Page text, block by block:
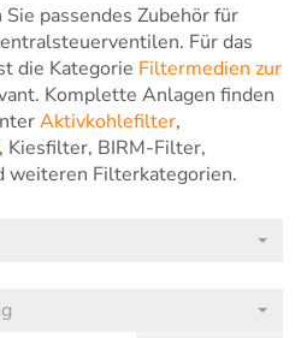
passendes Zubehör für
Für das
die Kategorie Filtermedien zur
Komplette Anlagen finden
Aktivkohlefilter,
, Kiesfilter, BIRM-Filter,
weiteren Filterkategorien.